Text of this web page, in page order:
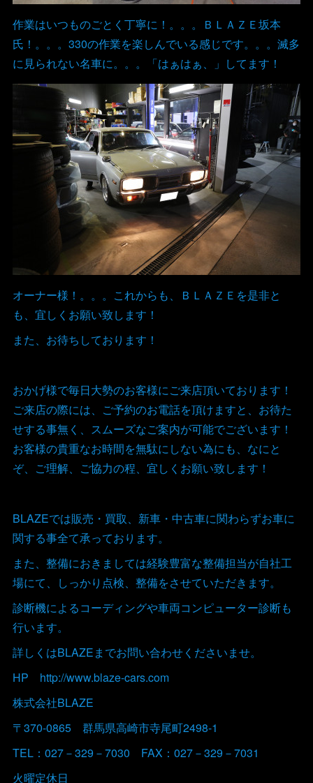
作業はいつものごとく丁寧に！。。。ＢＬＡＺＥ坂本
氏！。。。330の作業を楽しんでいる感じです。。。滅多
に見られない名車に。。。「はぁはぁ、」してます！
オーナー様！。。。これからも、ＢＬＡＺＥを是非と
も、宜しくお願い致します！
また、お待ちしております！
おかげ様で毎日大勢のお客様にご来店頂いております！
ご来店の際には、ご予約のお電話を頂けますと、お待た
せする事無く、スムーズなご案内が可能でございます！
お客様の貴重なお時間を無駄にしない為にも、なにと
ぞ、ご理解、ご協力の程、宜しくお願い致します！
BLAZEでは販売・買取、新車・中古車に関わらずお車に
関する事全て承っております。
また、整備におきましては経験豊富な整備担当が自社工
場にて、しっかり点検、整備をさせていただきます。
診断機によるコーディングや車両コンピューター診断も
行います。
詳しくはBLAZEまでお問い合わせくださいませ。
HP http://www.blaze-cars.com
株式会社BLAZE
〒370-0865 群馬県高崎市寺尾町2498-1
TEL：027－329－7030 FAX：027－329－7031
火曜定休日